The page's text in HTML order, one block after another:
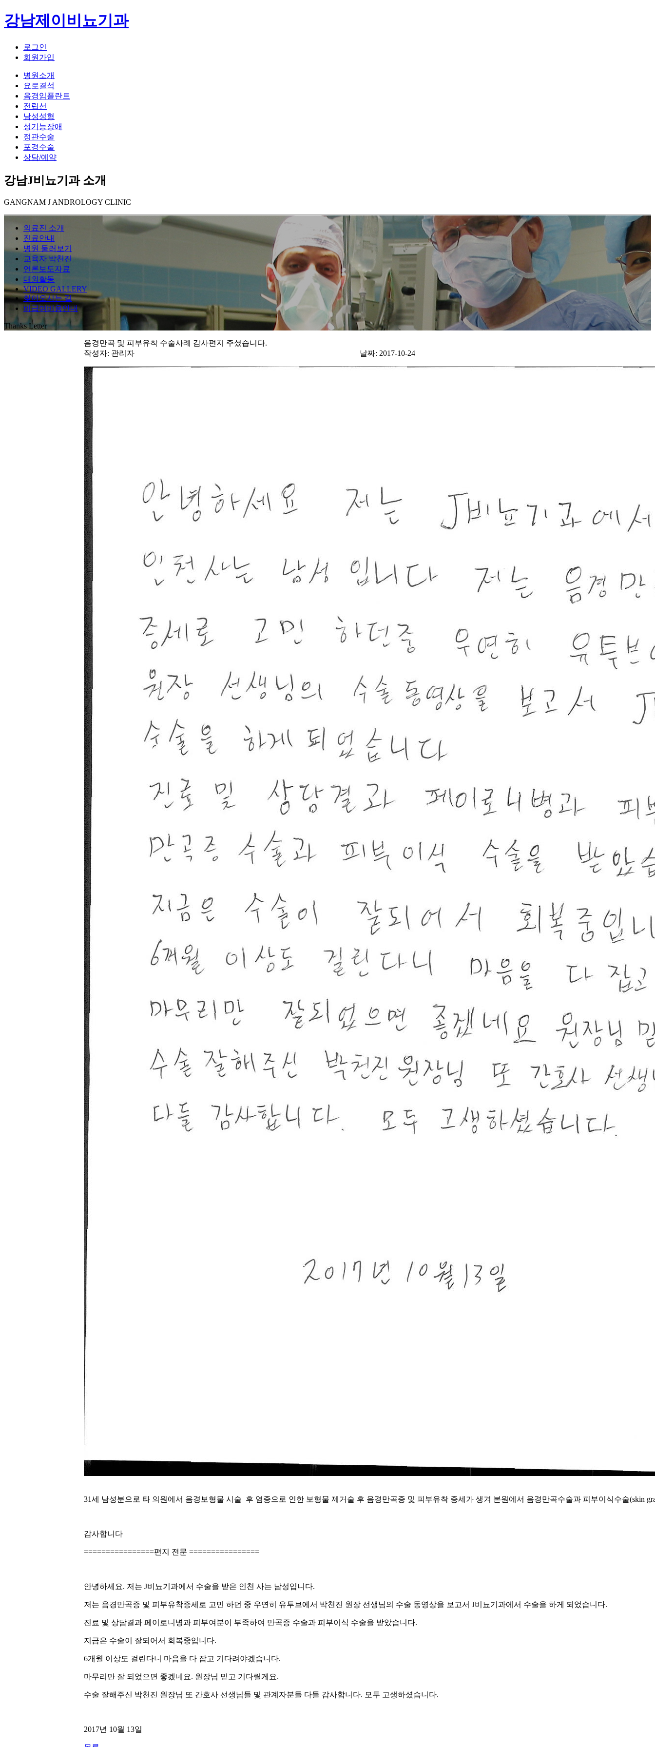
강남제이비뇨기과
로그인
회원가입
병원소개
요로결석
음경임플란트
전립선
남성성형
성기능장애
정관수술
포경수술
상담/예약
강남J비뇨기과 소개
GANGNAM J ANDROLOGY CLINIC
의료진 소개
진료안내
병원 둘러보기
교육자 박천진
언론보도자료
대외활동
VIDEO GALLERY
찾아오시는 길
비급여비용안내
Thanks Letter
음경만곡 및 피부유착 수술사례 감사편지 주셨습니다.
작성자: 관리자 날짜: 2017-10-24
31세 남성분으로 타 의원에서 음경보형물 시술 후 염증으로 인한 보형물 제거술 후 음경만곡증 및 피부유착 증세가 생겨 본원에서 음경만곡수술과 피부이식수술(skin
감사합니다
================편지 전문 ================
안녕하세요. 저는 J비뇨기과에서 수술을 받은 인천 사는 남성입니다.
저는 음경만곡증 및 피부유착증세로 고민 하던 중 우연히 유투브에서 박천진 원장 선생님의 수술 동영상을 보고서 J비뇨기과에서 수술을 하게 되었습니다.
진료 및 상담결과 페이로니병과 피부여분이 부족하여 만곡증 수술과 피부이식 수술을 받았습니다.
지금은 수술이 잘되어서 회복중입니다.
6개월 이상도 걸린다니 마음을 다 잡고 기다려야겠습니다.
마무리만 잘 되었으면 좋겠네요. 원장님 믿고 기다릴게요.
수술 잘해주신 박천진 원장님 또 간호사 선생님들 및 관계자분들 다들 감사합니다. 모두 고생하셨습니다.
2017년 10월 13일